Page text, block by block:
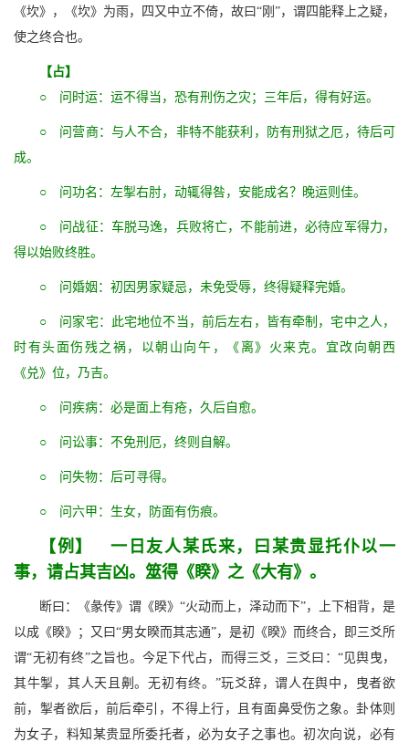
《坎》，《坎》为雨，四又中立不倚，故曰“刚”，谓四能释上之疑，
使之终合也。
【占】
○ 问时运：运不得当，恐有刑伤之灾；三年后，得有好运。
○ 问营商：与人不合，非特不能获利，防有刑狱之厄，待后可
成。
○ 问功名：左掣右肘，动辄得咎，安能成名？晚运则佳。
○ 问战征：车脱马逸，兵败将亡，不能前进，必待应军得力，
得以始败终胜。
○ 问婚姻：初因男家疑忌，未免受辱，终得疑释完婚。
○ 问家宅：此宅地位不当，前后左右，皆有牵制，宅中之人，
时有头面伤残之祸，以朝山向午，《离》火来克。宜改向朝西
《兑》位，乃吉。
○ 问疾病：必是面上有疮，久后自愈。
○ 问讼事：不免刑厄，终则自解。
○ 问失物：后可寻得。
○ 问六甲：生女，防面有伤痕。
【例】 一日友人某氏来，曰某贵显托仆以一
事，请占其吉凶。筮得《睽》之《大有》。
断曰：《彖传》谓《睽》“火动而上，泽动而下”，上下相背，是
以成《睽》；又曰“男女睽而其志通”，是初《睽》而终合，即三爻所
谓“无初有终”之旨也。今足下代占，而得三爻，三爻曰：“见舆曳，
其牛掣，其人天且劓。无初有终。”玩爻辞，谓人在舆中，曳者欲
前，掣者欲后，前后牵引，不得上行，且有面鼻受伤之象。卦体则
为女子，料知某贵显所委托者，必为女子之事也。初次向说，必有